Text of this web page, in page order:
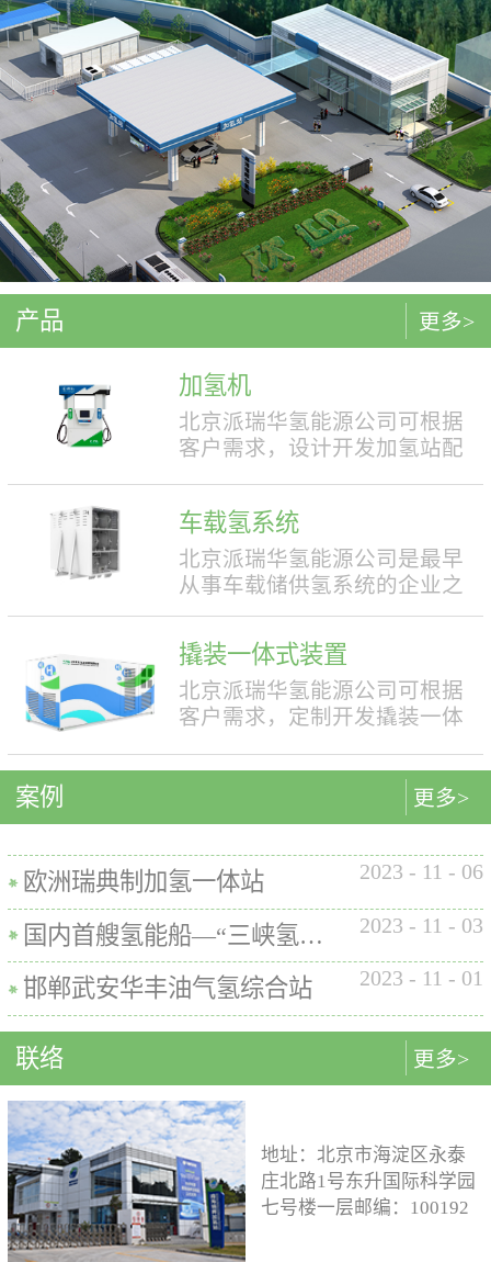
产品
加氢机
北京派瑞华氢能源公司可根据
客户需求，设计开发加氢站配
结构设计合理，便于操作，外
形美观，安全性强。具有双面
液晶显示屏，能支持IC卡、移
需求，定制满足中国标准（例
如GB50516, GB/T 43674等）、
欧盟标准（例如IEC 60069, EN
内的使用要求。公司的产品已
在国内、欧盟、日本、塞尔维
数表常规工作压力等级35MPa /
70MPa / 35&70MPa流量范围
0.1~7.2 kg/min计量精度±1%可
选加氢枪TK16或TK17或TK25
加氢枪数量单枪或双枪红外通
讯可选配预冷可选配防爆等级
（参考）II 3 G Ex h ia db mb eb
车载氢系统
北京派瑞华氢能源公司是最早
从事车载储供氢系统的企业之
一，拥有丰富的车载储供氢系
统项目经验，公司具有5000套
年生产能力。公司可根据客户
需求，对不同车型提供合理且
最优的设计方案，并根据安装
求进行定制化的设计，为客户
匹配最佳的设计方案。车载氢
系统设计制造遵循GB/T
26990、GB/T 29126、GB/T
24549等标准。公司车载氢系统
氢系统主要包括加氢模块、储
氢模块、供氢模块以及控制模
块。车载储供氢系统所有管
路、阀门及接头等采用不与高
压氢气介质发生化学反应的材
料。电气元件及线束均具有防
水、阻燃防爆的功能；车载储
供氢系统及其附属零部件均通
过高低温、盐雾、IP防护等级
等相关型式试验，以保证氢系
统的安全性及稳定性；氢系统
支架、加注口等均通过检验验
证；系统具备防过压、防过
撬装一体式装置
北京派瑞华氢能源公司可根据
客户需求，定制开发撬装一体
体可细分为大型撬装装置、小
型撬装装置、制氢加氢一体机
和小型加氢装置，以上装置在
国内、欧盟、日本等地得到应
用。撬装一体式制氢、储氢、
地小，节省空间，维护维修方
便。2. 各模块紧密融合，运行
效率高。3. 节能环保。撬装一
体式装置性能参数表制氢能力
500Nm3以下加氢等级
100~1000kg/d氢气压缩额定工作
压力45MPa/87.5MPa氢气加注额
定工作压力35MPa/70MPa环境
温度-40~+50℃参考标准T/ZSA
235-2024, GB50516, GB 50177,
GB/T 43674, IEC 60069, EN ISO
80079等。
更多>
案例
欧洲瑞典制加氢一体站 2023 - 11 - 06
国内首艘氢能船—“三峡氢舟1”号船载氢系统 2023 - 11 - 03
邯郸武安华丰油气氢综合站 2023 - 11 - 01
更多>
更多>
联络
地址：北京市海淀区永泰
庄北路1号东升国际科学园
七号楼一层邮编：100192